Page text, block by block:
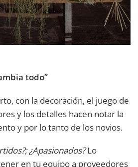
todo”
con la decoración, el juego de
y los detalles hacen notar la
y por lo tanto de los novios.
¿Apasionados?Lo
en tu equipo a proveedores